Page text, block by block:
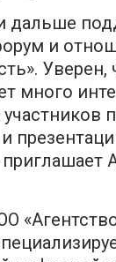
дальше
и
Уверен,
много